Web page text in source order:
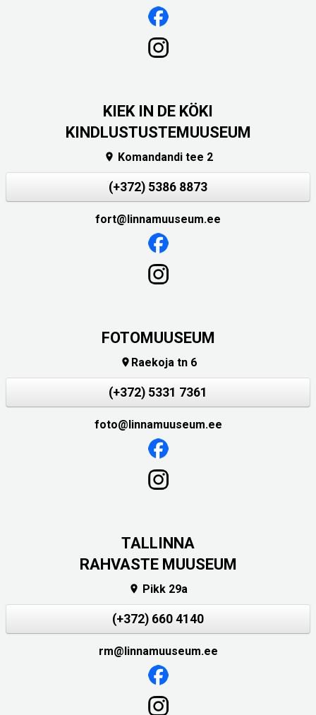
KIEK IN DE KÖKI
KINDLUSTUSTEMUUSEUM
 Komandandi tee 2
(+372) 5386 8873
fort@linnamuuseum.ee
FOTOMUUSEUM
 Raekoja tn 6
(+372) 5331 7361
foto@linnamuuseum.ee
TALLINNA
RAHVASTE MUUSEUM
 Pikk 29a
(+372) 660 4140
rm@linnamuuseum.ee